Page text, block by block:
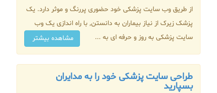
از طریق وب سایت پزشکی خود حضوری پررنگ و موثر دارد. یک
پزشک زیرک از نیاز بیماران به دانستن, با راه اندازی یک وب
سایت پزشکی به روز و حرفه ای به ...
مشاهده بیشتر
طراحی سایت پزشکی خود را به مدایران
بسپارید